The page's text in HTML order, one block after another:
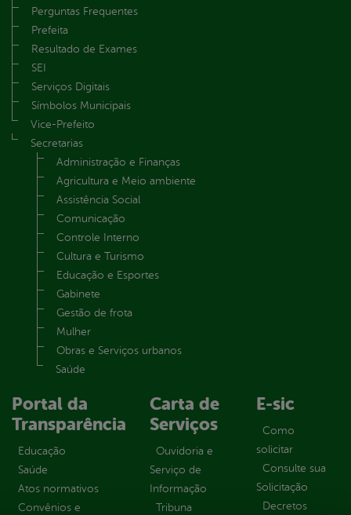
Perguntas Frequentes
Prefeita
Resultado de Exames
SEI
Serviços Digitais
Símbolos Municipais
Vice-Prefeito
Secretarias
Administração e Finanças
Agricultura e Meio ambiente
Assistência Social
Comunicação
Controle Interno
Cultura e Turismo
Educação e Esportes
Gabinete
Gestão de frota
Mulher
Obras e Serviços urbanos
Saúde
Portal da
Transparência
Educação
Saúde
Atos normativos
Convênios e
Carta de
Serviços
Ouvidoria e
Serviço de
Informação
Tribuna
E-sic
Como
solicitar
Consulte sua
Solicitação
Decretos